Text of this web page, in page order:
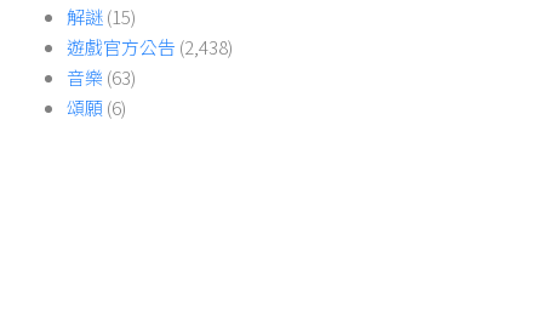
解謎(15)
遊戲官方公告 (2,438)
音樂 (63)
頌願(6)